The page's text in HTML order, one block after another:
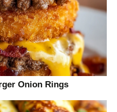
Onion Rings